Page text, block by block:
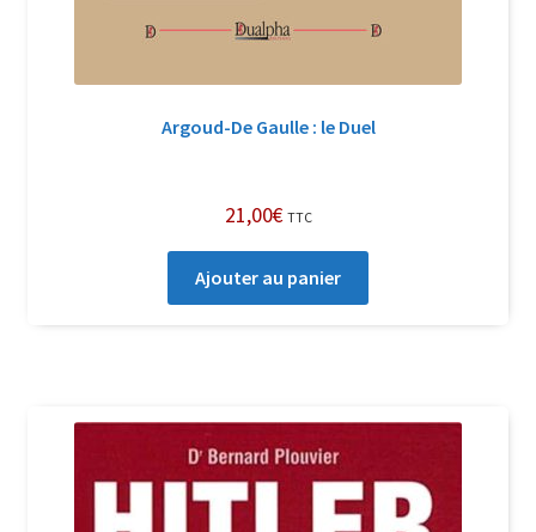
Argoud-De Gaulle : le Duel
21,00€ TTC
Ajouter au panier